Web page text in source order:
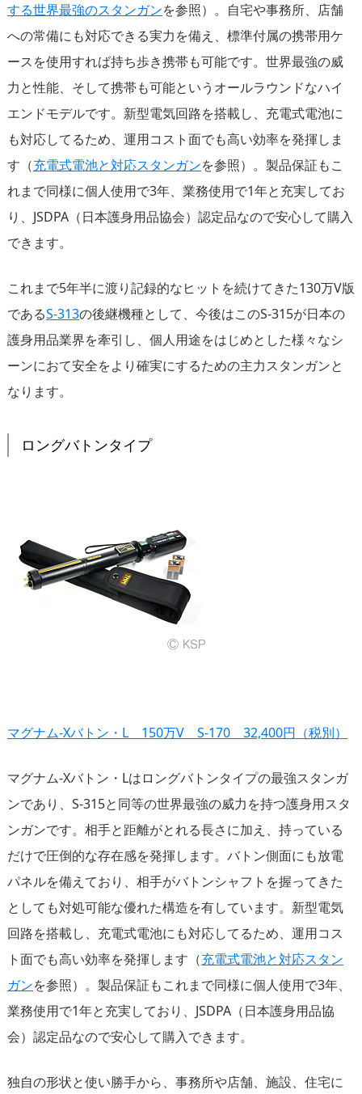
する世界最強のスタンガンを参照）。自宅や事務所、店舗
への常備にも対応できる実力を備え、標準付属の携帯用ケ
ースを使用すれば持ち歩き携帯も可能です。世界最強の威
力と性能、そして携帯も可能というオールラウンドなハイ
エンドモデルです。新型電気回路を搭載し、充電式電池に
も対応してるため、運用コスト面でも高い効率を発揮しま
す（充電式電池と対応スタンガンを参照）。製品保証もこ
れまで同様に個人使用で3年、業務使用で1年と充実してお
り、JSDPA（日本護身用品協会）認定品なので安心して購入
できます。
これまで5年半に渡り記録的なヒットを続けてきた130万V版
であるS-313の後継機種として、今後はこのS-315が日本の
護身用品業界を牽引し、個人用途をはじめとした様々なシ
ーンにおて安全をより確実にするための主力スタンガンと
なります。
ロングバトンタイプ
マグナム-Xバトン・L 150万V S-170 32,400円（税別）
マグナム-Xバトン・Lはロングバトンタイプの最強スタンガ
ンであり、S-315と同等の世界最強の威力を持つ護身用スタ
ンガンです。相手と距離がとれる長さに加え、持っている
だけで圧倒的な存在感を発揮します。バトン側面にも放電
パネルを備えており、相手がバトンシャフトを握ってきた
としても対処可能な優れた構造を有しています。新型電気
回路を搭載し、充電式電池にも対応してるため、運用コス
ト面でも高い効率を発揮します（充電式電池と対応スタン
ガンを参照）。製品保証もこれまで同様に個人使用で3年、
業務使用で1年と充実しており、JSDPA（日本護身用品協
会）認定品なので安心して購入できます。
独自の形状と使い勝手から、事務所や店舗、施設、住宅に